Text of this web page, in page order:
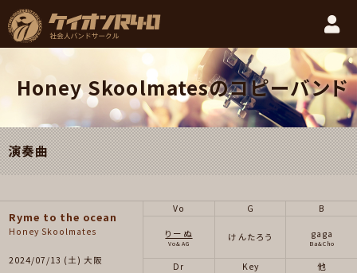
Honey Skoolmatesのコピーバンド
演奏曲
Ryme to the ocean
Honey Skoolmates
2024/07/13 (土) 大阪
Vo
りーぬ
Vo&AG
G
けんたろう
B
gaga
Ba&Cho
Dr Key 他